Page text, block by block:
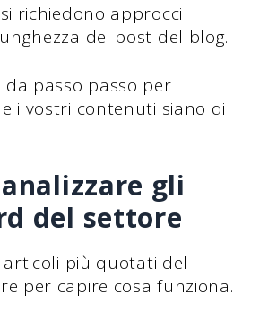
richiedono approcci
dei post del blog.
passo passo per
i vostri contenuti siano di
analizzare gli
del settore
articoli più quotati del
per capire cosa funziona.